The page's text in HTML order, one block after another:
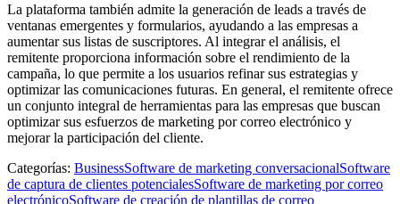
La plataforma también admite la generación de leads a través de
ventanas emergentes y formularios, ayudando a las empresas a
aumentar sus listas de suscriptores. Al integrar el análisis, el
remitente proporciona información sobre el rendimiento de la
campaña, lo que permite a los usuarios refinar sus estrategias y
optimizar las comunicaciones futuras. En general, el remitente ofrece
un conjunto integral de herramientas para las empresas que buscan
optimizar sus esfuerzos de marketing por correo electrónico y
mejorar la participación del cliente.
Categorías: BusinessSoftware de marketing conversacionalSoftware
de captura de clientes potencialesSoftware de marketing por correo
electrónicoSoftware de creación de plantillas de correo